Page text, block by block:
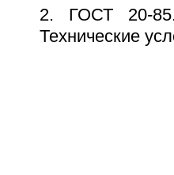
2. ГОСТ 20-85.
Технические